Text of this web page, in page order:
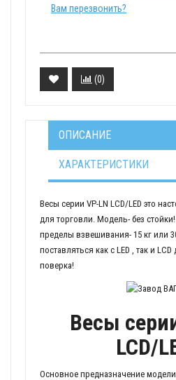
Вам перезвонить?
(0)
ОПИСАНИЕ
ХАРАКТЕРИСТИКИ
Весы серии VP-LN LCD/LED это
для торговли. Модель- без
пределы взвешивания- 15 кг или
поставляться как с LED , так и
поверка!
Весы
LCD/
Основное предназначение модели